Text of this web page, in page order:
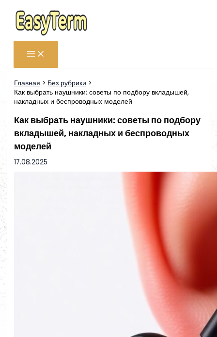
Перейти
содержимому
Главная
Без рубрики
Как выбрать наушники: советы по подбору вкладышей,
накладных и беспроводных моделей
Как выбрать наушники: советы по подбору
вкладышей, накладных и беспроводных
моделей
17.08.2025